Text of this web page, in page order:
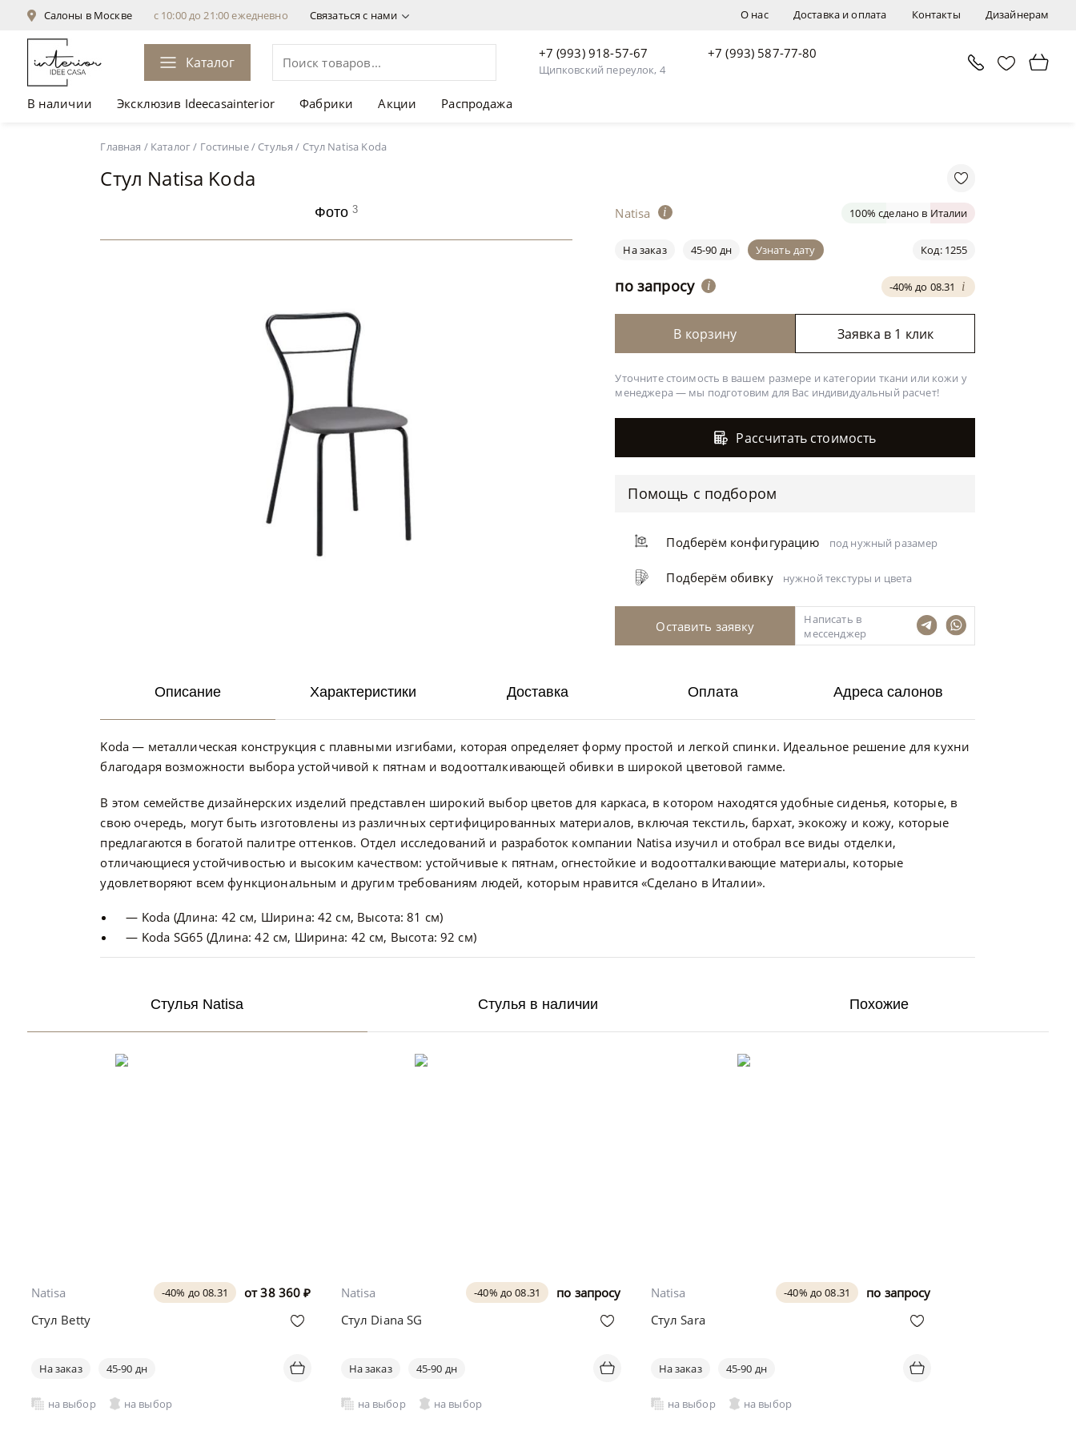
О нас Доставка и оплата Контакты Дизайнерам
Салоны в Москве с 10:00 до 21:00 ежедневно Связаться с нами
Каталог
+7 (993) 918-57-67
Щипковский переулок, 4
+7 (993) 587-77-80
В наличии Эксклюзив Ideecasainterior Фабрики Акции Распродажа
Главная / Каталог/ Гостиные/ Стулья / Стул Natisa Koda
Стул Natisa Koda
Фото3 Natisa i 100% сделано в Италии
Код: 1255
На заказ 45-90 дн Узнать дату
-40% до 08.31 i
по запросу i
В корзину Заявка в 1 клик
Уточните стоимость в вашем размере и категории ткани или кожи у
менеджера — мы подготовим для Вас индивидуальный расчет!
Рассчитать стоимость
Помощь с подбором
Подберём конфигурацию под нужный разамер
Подберём обивку нужной текстуры и цвета
Оставить заявку
Написать в
мессенджер
Описание
Koda — металлическая конструкция с плавными изгибами, которая определяет форму простой и легкой спинки. Идеальное решение для кухни
благодаря возможности выбора устойчивой к пятнам и водоотталкивающей обивки в широкой цветовой гамме.
В этом семействе дизайнерских изделий представлен широкий выбор цветов для каркаса, в котором находятся удобные сиденья, которые, в
свою очередь, могут быть изготовлены из различных сертифицированных материалов, включая текстиль, бархат, экокожу и кожу, которые
предлагаются в богатой палитре оттенков. Отдел исследований и разработок компании Natisa изучил и отобрал все виды отделки,
отличающиеся устойчивостью и высоким качеством: устойчивые к пятнам, огнестойкие и водоотталкивающие материалы, которые
удовлетворяют всем функциональным и другим требованиям людей, которым нравится «Сделано в Италии».
— Koda (Длина: 42 см, Ширина: 42 см, Высота: 81 см)
— Koda SG65 (Длина: 42 см, Ширина: 42 см, Высота: 92 см)
Характеристики Доставка Оплата Адреса салонов
Стулья Natisa
от38 360 ₽
-40% до 08.31
Natisa
Стул Betty
На заказ 45-90 дн
на выбор на выбор
по запросу
-40% до 08.31
Natisa
Стул Diana SG
На заказ 45-90 дн
на выбор на выбор
по запросу
-40% до 08.31
Natisa
Стул Sara
На заказ 45-90 дн
на выбор на выбор
Стулья в наличии Похожие